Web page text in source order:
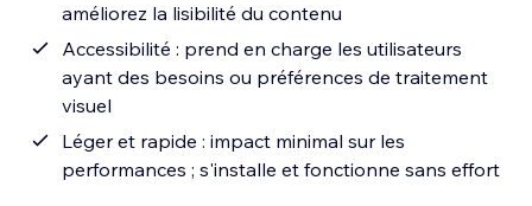
améliorez la lisibilité du contenu
Accessibilité : prend en charge les utilisateurs
ayant des besoins ou préférences de traitement
visuel
Léger et rapide : impact minimal sur les
performances ; s'installe et fonctionne sans effort